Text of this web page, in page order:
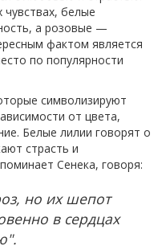
белые
а розовые —
фактом является
по популярности
символизируют
от цвета,
Белые лилии говорят о
страсть и
Сенека, говоря:
но их шепот
в сердцах